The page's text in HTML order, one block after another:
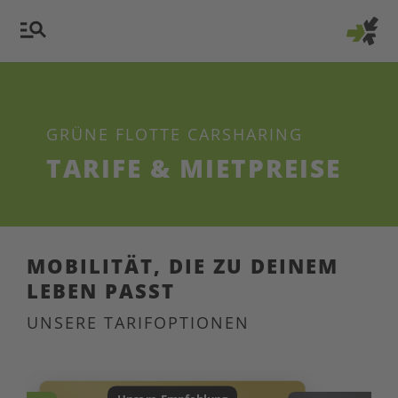
GRÜNE FLOTTE CARSHARING
TARIFE & MIETPREISE
MOBILITÄT, DIE ZU DEINEM
LEBEN PASST
UNSERE TARIFOPTIONEN